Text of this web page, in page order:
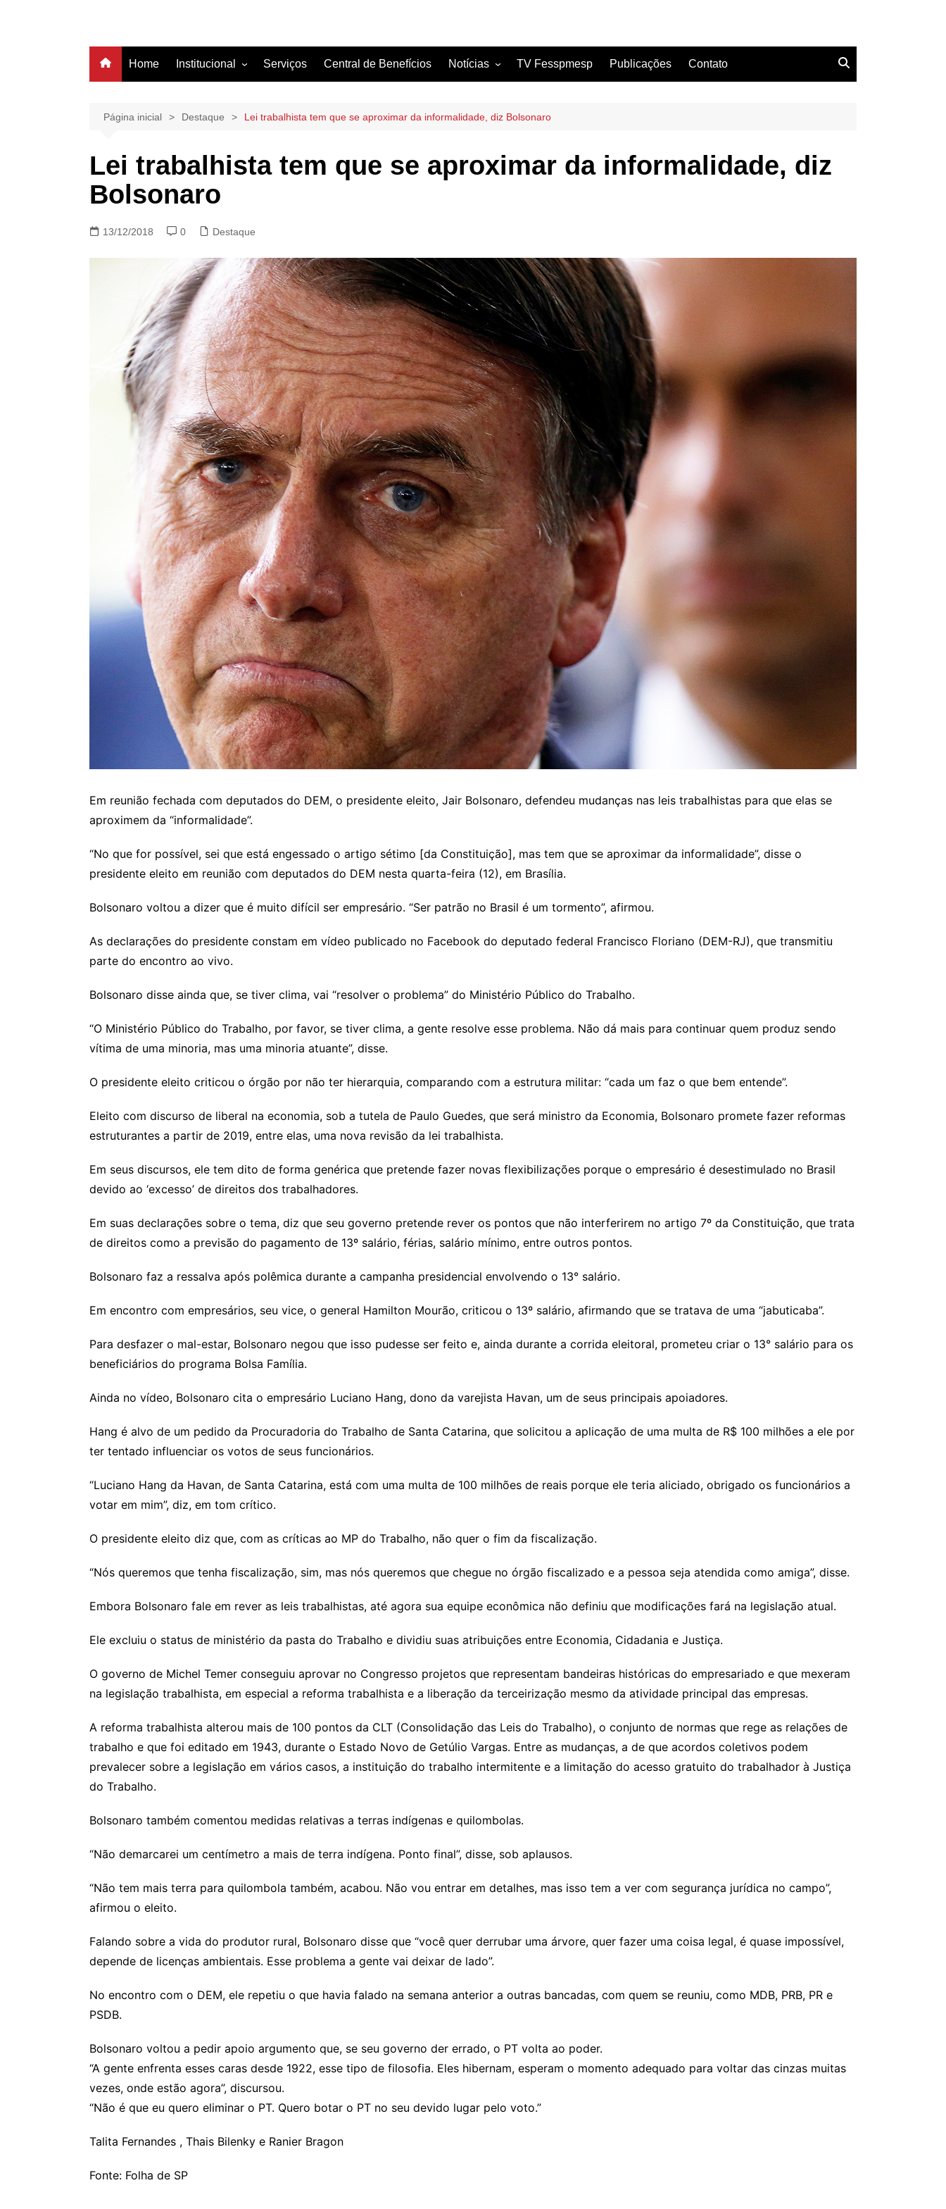
Home Institucional
Estrutura
Diretoria
Serviços Central de Benefícios Notícias
Artigos
TV Fesspmesp Publicações Contato
Página inicial Destaque Lei trabalhista tem que se aproximar da informalidade, diz Bolsonaro
Lei trabalhista tem que se aproximar da informalidade, diz
Bolsonaro
13/12/2018 0 Destaque
Em reunião fechada com deputados do DEM, o presidente eleito, Jair Bolsonaro, defendeu mudanças nas leis trabalhistas para que elas se
aproximem da “informalidade”.
“No que for possível, sei que está engessado o artigo sétimo [da Constituição], mas tem que se aproximar da informalidade”, disse o
presidente eleito em reunião com deputados do DEM nesta quarta-feira (12), em Brasília.
Bolsonaro voltou a dizer que é muito difícil ser empresário. “Ser patrão no Brasil é um tormento”, afirmou.
As declarações do presidente constam em vídeo publicado no Facebook do deputado federal Francisco Floriano (DEM-RJ), que transmitiu
parte do encontro ao vivo.
Bolsonaro disse ainda que, se tiver clima, vai “resolver o problema” do Ministério Público do Trabalho.
“O Ministério Público do Trabalho, por favor, se tiver clima, a gente resolve esse problema. Não dá mais para continuar quem produz sendo
vítima de uma minoria, mas uma minoria atuante”, disse.
O presidente eleito criticou o órgão por não ter hierarquia, comparando com a estrutura militar: “cada um faz o que bem entende”.
Eleito com discurso de liberal na economia, sob a tutela de Paulo Guedes, que será ministro da Economia, Bolsonaro promete fazer reformas
estruturantes a partir de 2019, entre elas, uma nova revisão da lei trabalhista.
Em seus discursos, ele tem dito de forma genérica que pretende fazer novas flexibilizações porque o empresário é desestimulado no Brasil
devido ao ‘excesso’ de direitos dos trabalhadores.
Em suas declarações sobre o tema, diz que seu governo pretende rever os pontos que não interferirem no artigo 7º da Constituição, que trata
de direitos como a previsão do pagamento de 13º salário, férias, salário mínimo, entre outros pontos.
Bolsonaro faz a ressalva após polêmica durante a campanha presidencial envolvendo o 13° salário.
Em encontro com empresários, seu vice, o general Hamilton Mourão, criticou o 13º salário, afirmando que se tratava de uma “jabuticaba”.
Para desfazer o mal-estar, Bolsonaro negou que isso pudesse ser feito e, ainda durante a corrida eleitoral, prometeu criar o 13° salário para os
beneficiários do programa Bolsa Família.
Ainda no vídeo, Bolsonaro cita o empresário Luciano Hang, dono da varejista Havan, um de seus principais apoiadores.
Hang é alvo de um pedido da Procuradoria do Trabalho de Santa Catarina, que solicitou a aplicação de uma multa de R$ 100 milhões a ele por
ter tentado influenciar os votos de seus funcionários.
“Luciano Hang da Havan, de Santa Catarina, está com uma multa de 100 milhões de reais porque ele teria aliciado, obrigado os funcionários a
votar em mim”, diz, em tom crítico.
O presidente eleito diz que, com as críticas ao MP do Trabalho, não quer o fim da fiscalização.
“Nós queremos que tenha fiscalização, sim, mas nós queremos que chegue no órgão fiscalizado e a pessoa seja atendida como amiga”, disse.
Embora Bolsonaro fale em rever as leis trabalhistas, até agora sua equipe econômica não definiu que modificações fará na legislação atual.
Ele excluiu o status de ministério da pasta do Trabalho e dividiu suas atribuições entre Economia, Cidadania e Justiça.
O governo de Michel Temer conseguiu aprovar no Congresso projetos que representam bandeiras históricas do empresariado e que mexeram
na legislação trabalhista, em especial a reforma trabalhista e a liberação da terceirização mesmo da atividade principal das empresas.
A reforma trabalhista alterou mais de 100 pontos da CLT (Consolidação das Leis do Trabalho), o conjunto de normas que rege as relações de
trabalho e que foi editado em 1943, durante o Estado Novo de Getúlio Vargas. Entre as mudanças, a de que acordos coletivos podem
prevalecer sobre a legislação em vários casos, a instituição do trabalho intermitente e a limitação do acesso gratuito do trabalhador à Justiça
do Trabalho.
Bolsonaro também comentou medidas relativas a terras indígenas e quilombolas.
“Não demarcarei um centímetro a mais de terra indígena. Ponto final”, disse, sob aplausos.
“Não tem mais terra para quilombola também, acabou. Não vou entrar em detalhes, mas isso tem a ver com segurança jurídica no campo”,
afirmou o eleito.
Falando sobre a vida do produtor rural, Bolsonaro disse que “você quer derrubar uma árvore, quer fazer uma coisa legal, é quase impossível,
depende de licenças ambientais. Esse problema a gente vai deixar de lado”.
No encontro com o DEM, ele repetiu o que havia falado na semana anterior a outras bancadas, com quem se reuniu, como MDB, PRB, PR e
PSDB.
Bolsonaro voltou a pedir apoio argumento que, se seu governo der errado, o PT volta ao poder.
“A gente enfrenta esses caras desde 1922, esse tipo de filosofia. Eles hibernam, esperam o momento adequado para voltar das cinzas muitas
vezes, onde estão agora”, discursou.
“Não é que eu quero eliminar o PT. Quero botar o PT no seu devido lugar pelo voto.”
Talita Fernandes , Thais Bilenky e Ranier Bragon
Fonte: Folha de SP